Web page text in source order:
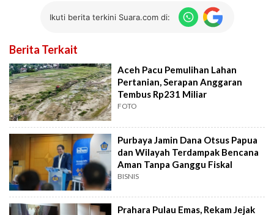
Ikuti berita terkini Suara.com di:
Berita Terkait
Aceh Pacu Pemulihan Lahan
Pertanian, Serapan Anggaran
Tembus Rp231 Miliar
FOTO
Purbaya Jamin Dana Otsus Papua
dan Wilayah Terdampak Bencana
Aman Tanpa Ganggu Fiskal
BISNIS
Prahara Pulau Emas, Rekam Jejak